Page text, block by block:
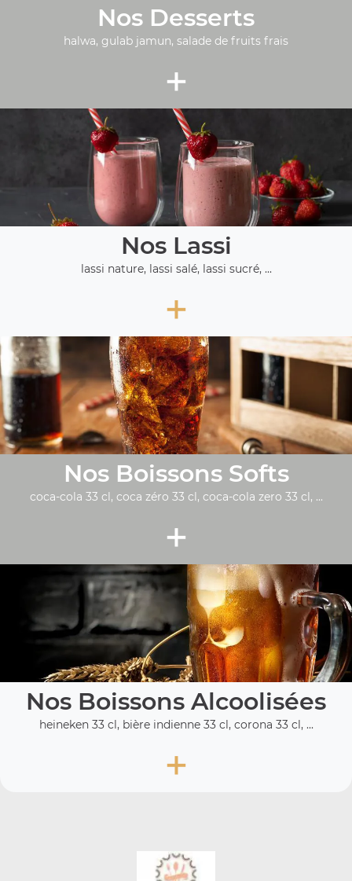
Nos Desserts
halwa, gulab jamun, salade de fruits frais
+
Nos Lassi
lassi nature, lassi salé, lassi sucré, ...
+
Nos Boissons Softs
coca-cola 33 cl, coca zéro 33 cl, coca-cola zero 33 cl, ...
+
Nos Boissons Alcoolisées
heineken 33 cl, bière indienne 33 cl, corona 33 cl, ...
+